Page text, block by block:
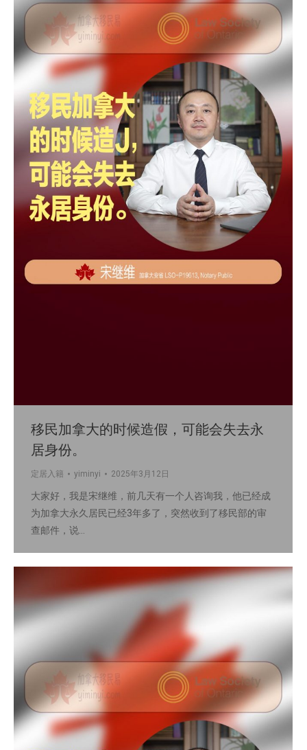
移民加拿大的时候造假，可能会失去永
居身份。
定居入籍 yiminyi 2025年3月12日
大家好，我是宋继维，前几天有一个人咨询我，他已经成
为加拿大永久居民已经3年多了，突然收到了移民部的审
查邮件，说…